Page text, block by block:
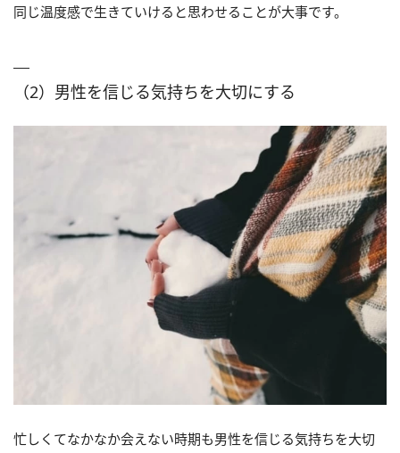
同じ温度感で生きていけると思わせることが大事です。
（2）男性を信じる気持ちを大切にする
忙しくてなかなか会えない時期も男性を信じる気持ちを大切